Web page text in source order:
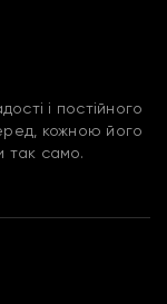
і постійного
кожною його
так само.